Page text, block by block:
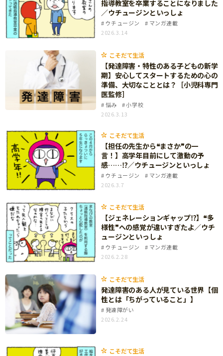
習い事
知育
マネー
健康
「こそだてまっぷ」とは
サイトのご利⽤にあたって
個⼈情報について
お問い合わせ
指導教室を卒業することになりました
／ウチュージンといっしょ
ウチュージン
マンガ連載
2026.3.14
こそだて生活
【発達障害・特性のある子どもの新学
期】安心してスタートするための心の
準備、大切なこととは？［小児科専門
医監修］
悩み
小学校
2026.3.13
こそだて生活
【担任の先生から❝まさか❞の一
言！】高学年目前にして激動の予
感……⁉／ウチュージンといっしょ
ウチュージン
マンガ連載
2026.3.7
こそだて生活
【ジェネレーションギャップ⁉】❝多
様性❞への感覚が違いすぎたよ／ウチ
ュージンといっしょ
ウチュージン
マンガ連載
2026.2.28
こそだて生活
発達障害のある人が見ている世界【個
性とは「ちがっていること」】
発達障がい
2026.2.24
こそだて生活